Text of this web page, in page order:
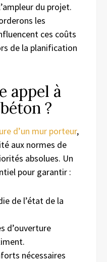
du projet.
les
ces coûts
de la planification
appel à
?
d’un mur porteur,
aux normes de
absolues. Un
pour garantir :
de l’état de la
d’ouverture
nécessaires